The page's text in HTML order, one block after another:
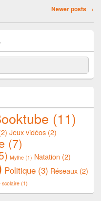
Newer posts →
(11)
Jeux vidéos (2)
(7)
Mythe (1) Natation (2)
Politique (3) Réseaux (2)
scolaire(1)